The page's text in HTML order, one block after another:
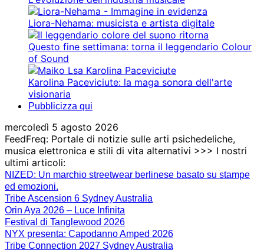
Liora-Nehama: musicista e artista digitale
Questo fine settimana: torna il leggendario Colour
of Sound
Karolina Paceviciute: la maga sonora dell'arte
visionaria
Pubblicizza qui
mercoledì 5 agosto 2026
FeedFreq: Portale di notizie sulle arti psichedeliche,
musica elettronica e stili di vita alternativi >>> I nostri
ultimi articoli:
NIZED: Un marchio streetwear berlinese basato su stampe
ed emozioni.
Tribe Ascension 6 Sydney Australia
Orin Aya 2026 – Luce Infinita
Festival di Tanglewood 2026
NYX presenta: Capodanno Amped 2026
Tribe Connection 2027 Sydney Australia